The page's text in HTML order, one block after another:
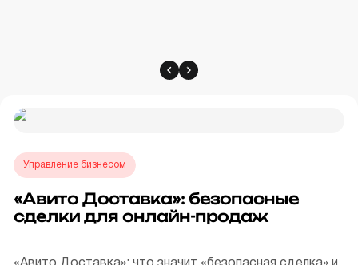
Управление бизнесом
«Авито Доставка»: безопасные
сделки для онлайн-продаж